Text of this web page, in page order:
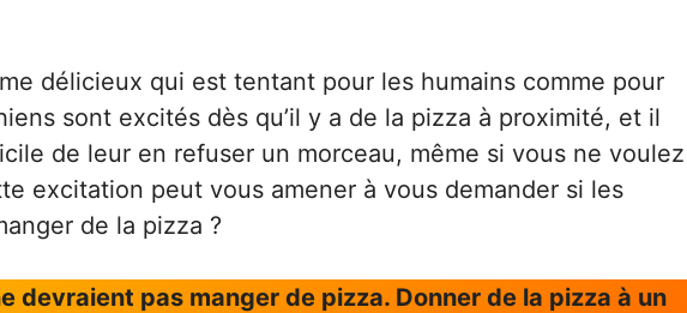
délicieux qui est tentant pour les humains comme pour
sont excités dès qu’il y a de la pizza à proximité, et il
de leur en refuser un morceau, même si vous ne voulez
excitation peut vous amener à vous demander si les
de la pizza ?
devraient pas manger de pizza. Donner de la pizza à un